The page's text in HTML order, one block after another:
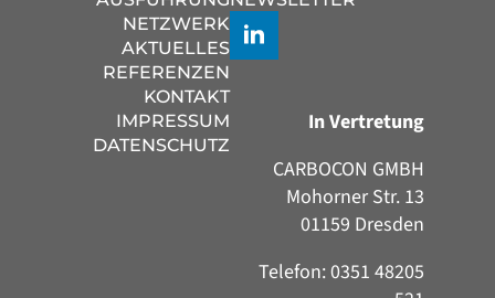
In Vertretung
CARBOCON GMBH
Mohorner Str. 13
01159 Dresden
Telefon: 0351 48205
IMPRESSUM
DATENSCHUTZ
NETZWERK
AKTUELLES
REFERENZEN
KONTAKT